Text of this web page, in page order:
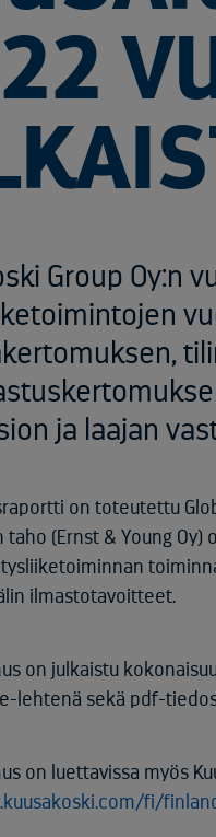
Group Oy:n
ja laajan
on toteutettu
taho (Ernst & Young
ilmastotavoitteet.
on julkaistu
lehtenä sekä pdf-
on luettavissa myös
fi/